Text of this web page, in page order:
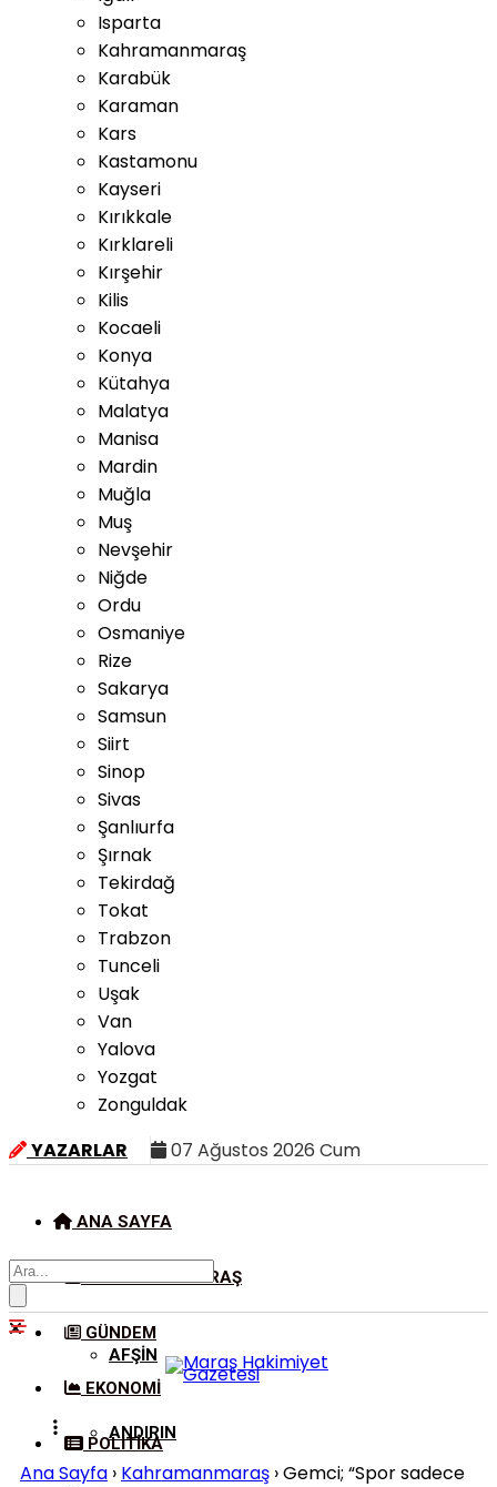
Isparta
Kahramanmaraş
Karabük
Karaman
Kars
Kastamonu
Kayseri
Kırıkkale
Kırklareli
Kırşehir
Kilis
Kocaeli
Konya
Kütahya
Malatya
Manisa
Mardin
Muğla
Muş
Nevşehir
Niğde
Ordu
Osmaniye
Rize
Sakarya
Samsun
Siirt
Sinop
Sivas
Şanlıurfa
Şırnak
Tekirdağ
Tokat
Trabzon
Tunceli
Uşak
Van
Yalova
Yozgat
Zonguldak
YAZARLAR
07 Ağustos 2026 Cum
ANA SAYFA
KAHRAMANMARAŞ
AFŞIN
ANDIRIN
GÜNDEM
EKONOMI
POLITIKA
Ana Sayfa › Kahramanmaraş ›Gemci; “Spor sadece